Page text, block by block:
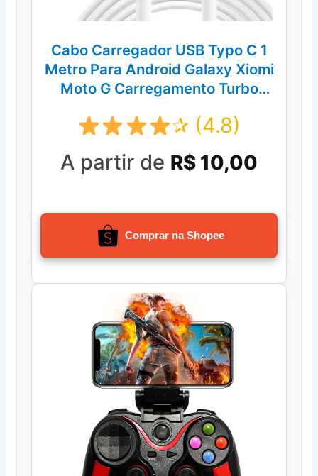
Cabo Carregador USB Typo C 1
Metro Para Android Galaxy Xiomi
Moto G Carregamento Turbo
✰ (4.8)
A partir de R$ 10,00
Comprar na Shopee